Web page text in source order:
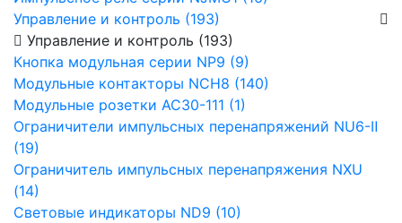
Управление и контроль (193)
Управление и контроль (193)
Кнопка модульная серии NP9 (9)
Модульные контакторы NCH8 (140)
Модульные розетки AC30-111 (1)
Ограничители импульсных перенапряжений NU6-Ⅱ
(19)
Ограничитель импульсных перенапряжения NXU
(14)
Световые индикаторы ND9 (10)